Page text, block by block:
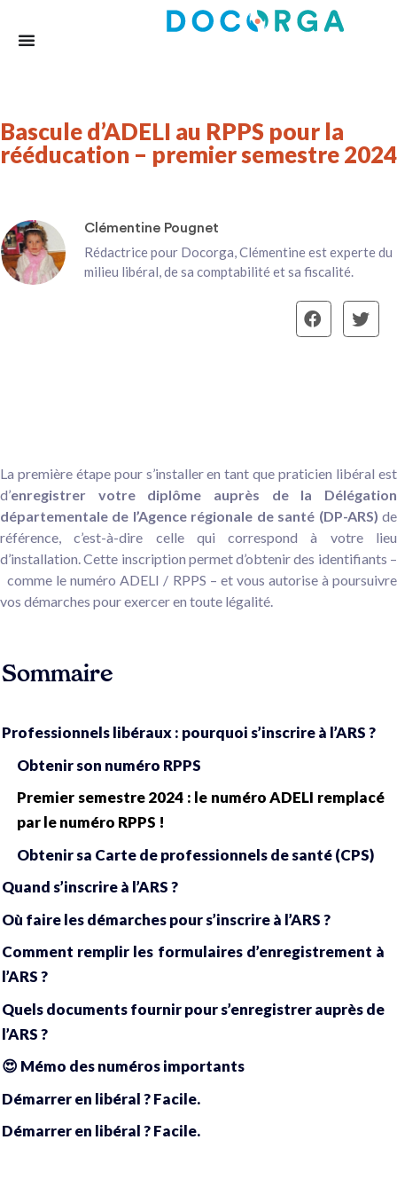
Bascule d’ADELI au RPPS pour la
rééducation – premier semestre 2024
Clémentine Pougnet
Rédactrice pour Docorga, Clémentine est experte du
milieu libéral, de sa comptabilité et sa fiscalité.
La première étape pour s’installer en tant que praticien libéral est
d’enregistrer votre diplôme auprès de la Délégation
départementale de l’Agence régionale de santé (DP-ARS) de
référence, c’est-à-dire celle qui correspond à votre lieu
d’installation. Cette inscription permet d’obtenir des identifiants –
comme le numéro ADELI / RPPS – et vous autorise à poursuivre
vos démarches pour exercer en toute légalité.
Sommaire
Professionnels libéraux : pourquoi s’inscrire à l’ARS ?
Obtenir son numéro RPPS
Premier semestre 2024 : le numéro ADELI remplacé
par le numéro RPPS !
Obtenir sa Carte de professionnels de santé (CPS)
Quand s’inscrire à l’ARS ?
Où faire les démarches pour s’inscrire à l’ARS ?
Comment remplir les formulaires d’enregistrement à
l’ARS ?
Quels documents fournir pour s’enregistrer auprès de
l’ARS ?
😍 Mémo des numéros importants
Démarrer en libéral ? Facile.
Démarrer en libéral ? Facile.